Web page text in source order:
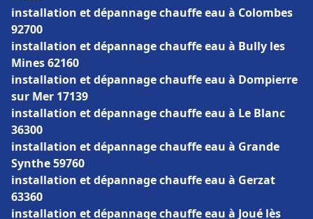
installation et dépannage chauffe eau à Colombes
92700
installation et dépannage chauffe eau à Bully les
Mines 62160
installation et dépannage chauffe eau à Dompierre
sur Mer 17139
installation et dépannage chauffe eau à Le Blanc
36300
installation et dépannage chauffe eau à Grande
Synthe 59760
installation et dépannage chauffe eau à Gerzat
63360
installation et dépannage chauffe eau à Joué lès